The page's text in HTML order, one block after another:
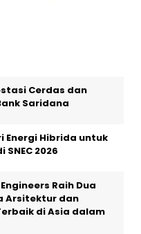
Cerdas dan
Saridana
Energi Hibrida untuk
2026
Raih Dua
Arsitektur dan
di Asia dalam